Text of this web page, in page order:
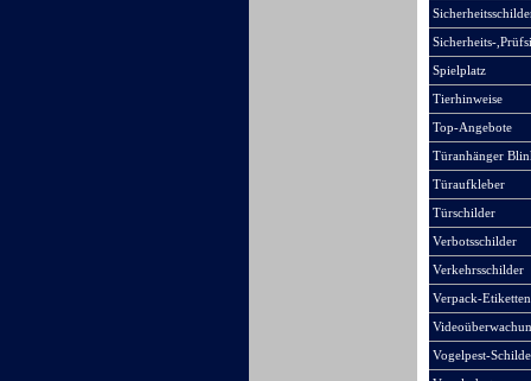
Sicherheits-
Spielplatz
Tierhinweise
Top-Angebote
Türanhänger
Türaufkleber
Türschilder
Verbotsschilder
Verkehrsschilder
Verpack-Etiketten
Vogelpest-